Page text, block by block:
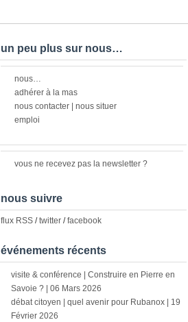
un peu plus sur nous…
nous…
adhérer à la mas
nous contacter | nous situer
emploi
vous ne recevez pas la newsletter ?
nous suivre
flux RSS /twitter /facebook
événements récents
visite & conférence | Construire en Pierre en
Savoie ? | 06 Mars 2026
débat citoyen | quel avenir pour Rubanox | 19
Février 2026